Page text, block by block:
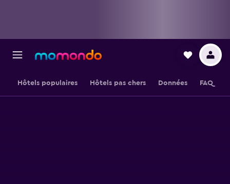
Hôtels populaires Hôtels pas chers Données FAQ